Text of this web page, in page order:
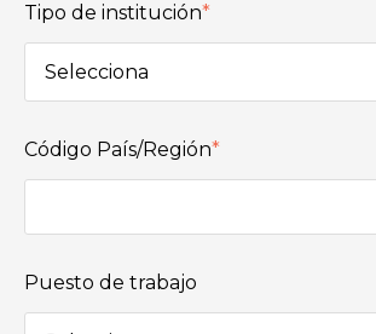
Tipo de institución*
Código País/Región*
Puesto de trabajo